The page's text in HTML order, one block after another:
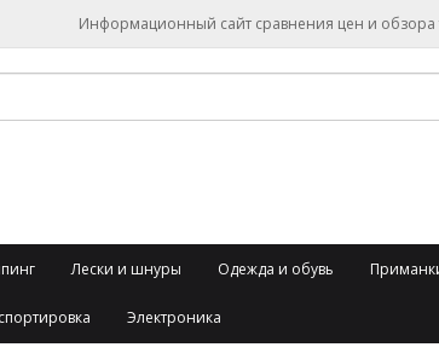
Информационный сайт сравнения цен и обзора
Лески и шнуры Одежда и обувь
Электроника